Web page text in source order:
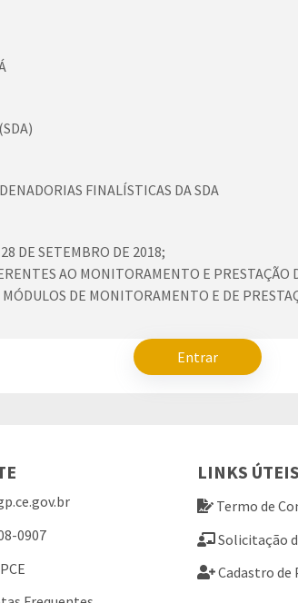
FINALÍSTICAS DA SDA
DE SETEMBRO DE 2018;
AO MONITORAMENTO E
DE MONITORAMENTO E DE
Entrar
0907
LINKS ÚTEIS
Termo de
Solicitação
Cadastro de